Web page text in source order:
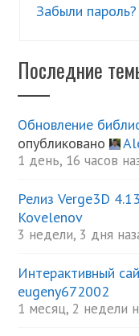
Забыли пароль?
Последние
Обновление
опубликовано
1 день, 16 часов
Релиз Verge3D 4.13
Kovelenov
3 недели, 3 дня
Интерактивный
eugeny672002
1 месяц, 2 недели